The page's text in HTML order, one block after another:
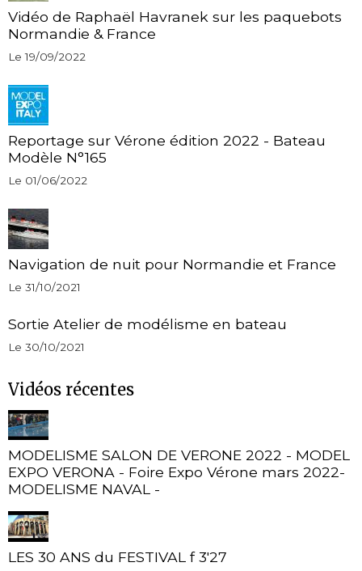
Vidéo de Raphaël Havranek sur les paquebots
Normandie & France
Le 19/09/2022
Reportage sur Vérone édition 2022 - Bateau
Modèle N°165
Le 01/06/2022
Navigation de nuit pour Normandie et France
Le 31/10/2021
Sortie Atelier de modélisme en bateau
Le 30/10/2021
Vidéos récentes
MODELISME SALON DE VERONE 2022 - MODEL
EXPO VERONA - Foire Expo Vérone mars 2022-
MODELISME NAVAL -
LES 30 ANS du FESTIVAL f 3'27